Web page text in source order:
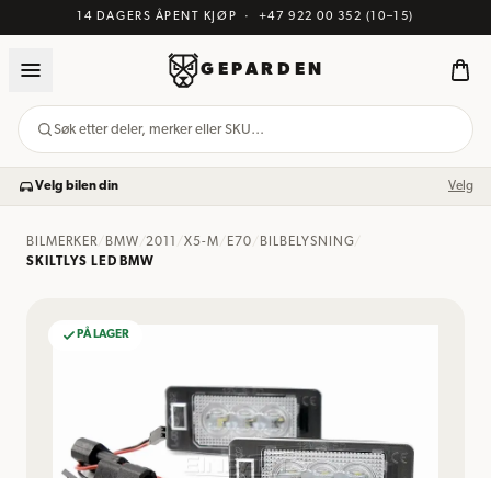
14 DAGERS ÅPENT KJØP · +47 922 00 352 (10–15)
GEPARDEN
Søk etter deler, merker eller SKU…
Velg bilen din Velg
BILMERKER/ BMW /2011 /X5-M E70 BILBELYSNING
SKILTLYS LED BMW
PÅ LAGER